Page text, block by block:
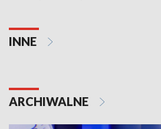
INNE
ARCHIWALNE